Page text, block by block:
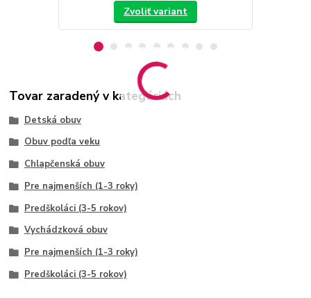
Zvoliť variant
Tovar zaradený v kategóriách
Detská obuv
Obuv podľa veku
Chlapčenská obuv
Pre najmenších (1-3 roky)
Predškoláci (3-5 rokov)
Vychádzková obuv
Pre najmenších (1-3 roky)
Predškoláci (3-5 rokov)